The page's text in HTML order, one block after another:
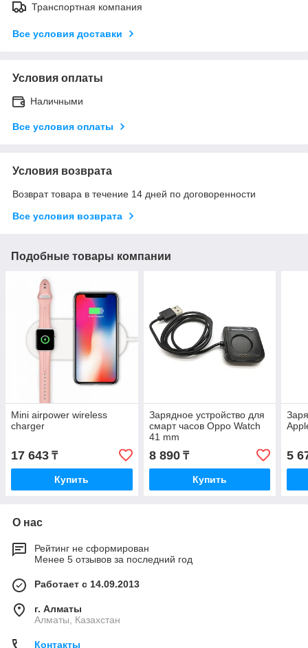
Транспортная компания
Все условия доставки
Условия оплаты
Наличными
Все условия оплаты
Условия возврата
Возврат товара в течение 14 дней по договоренности
Все условия возврата
Подобные товары компании
Mini airpower wireless
charger
17 643 ₸
Купить
Зарядное устройство для
смарт часов Oppo Watch
41 mm
8 890₸
Купить
5
О нас
Рейтинг не сформирован
Менее 5 отзывов за последний год
Работает с 14.09.2013
г. Алматы
Алматы, Казахстан
Контакты